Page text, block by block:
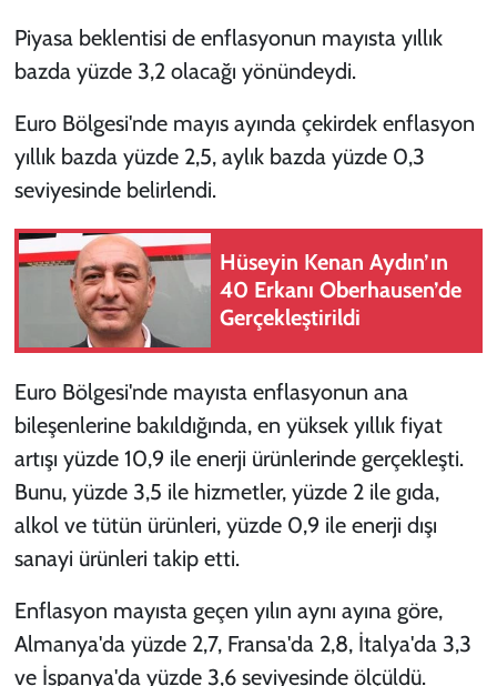
Piyasa beklentisi de enflasyonun mayısta yıllık
bazda yüzde 3,2 olacağı yönündeydi.
Euro Bölgesi'nde mayıs ayında çekirdek enflasyon
yıllık bazda yüzde 2,5, aylık bazda yüzde 0,3
seviyesinde belirlendi.
Hüseyin Kenan Aydın’ın
40 Erkanı Oberhausen’de
Gerçekleştirildi
Euro Bölgesi'nde mayısta enflasyonun ana
bileşenlerine bakıldığında, en yüksek yıllık fiyat
artışı yüzde 10,9 ile enerji ürünlerinde gerçekleşti.
Bunu, yüzde 3,5 ile hizmetler, yüzde 2 ile gıda,
alkol ve tütün ürünleri, yüzde 0,9 ile enerji dışı
sanayi ürünleri takip etti.
Enflasyon mayısta geçen yılın aynı ayına göre,
Almanya'da yüzde 2,7, Fransa'da 2,8, İtalya'da 3,3
ve İspanya'da yüzde 3,6 seviyesinde ölçüldü.